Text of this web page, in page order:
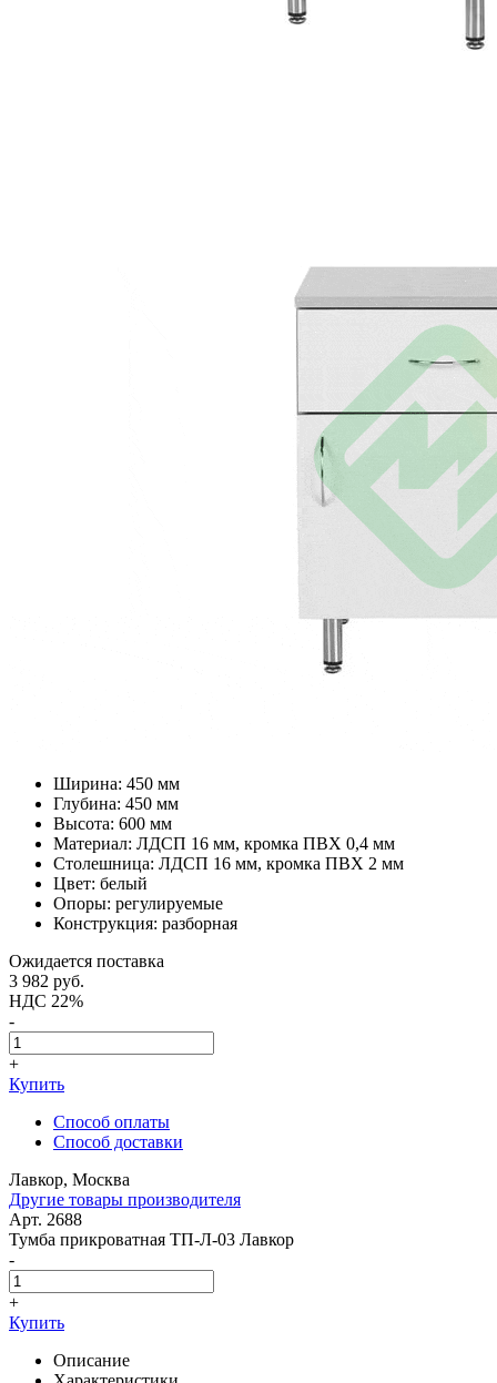
Ширина: 450 мм
Глубина: 450 мм
Высота: 600 мм
Материал: ЛДСП 16 мм, кромка ПВХ 0,4 мм
Столешница: ЛДСП 16 мм, кромка ПВХ 2 мм
Цвет: белый
Опоры: регулируемые
Конструкция: разборная
Ожидается поставка
3 982 руб.
НДС 22%
-
+
Купить
Способ оплаты
Способ доставки
Лавкор, Москва
Другие товары производителя
Арт. 2688
Тумба прикроватная ТП-Л-03 Лавкор
-
+
Купить
Описание